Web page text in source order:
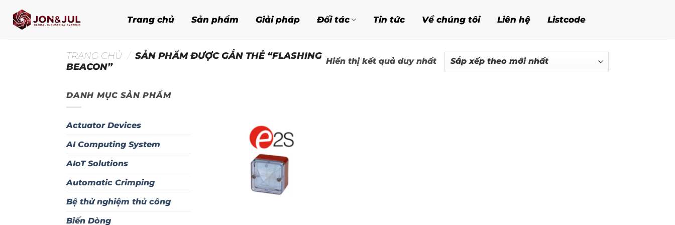
qua
Trang chủ Sản phẩm Giải pháp Đối tác Tin tức Về chúng tôi Liên hệ Listcode
TRANG CHỦ / SẢN PHẨM ĐƯỢC GẮN THẺ “FLASHING
BEACON”
Hiển thị kết quả duy nhất
DANH MỤC SẢN PHẨM
Actuator Devices
AI Computing System
AIoT Solutions
Automatic Crimping
Bệ thử nghiệm thủ công
Biến Dòng